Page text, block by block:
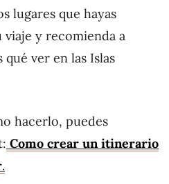
lugares que hayas
y recomienda a
ver en las Islas
hacerlo, puedes
Como crear un itinerario
.